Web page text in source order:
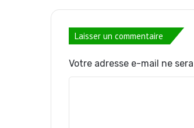
Laisser un commentaire
Votre adresse e-mail ne